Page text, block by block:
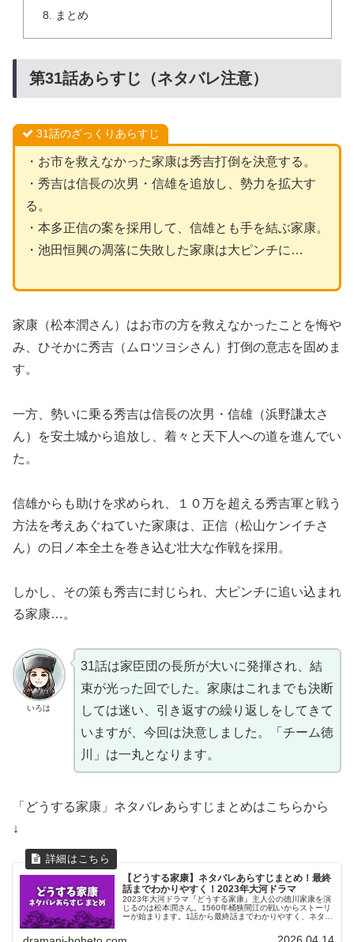
まとめ
第31話あらすじ（ネタバレ注意）
31話のざっくりあらすじ
・お市を救えなかった家康は秀吉打倒を決意する。
・秀吉は信長の次男・信雄を追放し、勢力を拡大す
る。
・本多正信の案を採用して、信雄とも手を結ぶ家康。
・池田恒興の凋落に失敗した家康は大ピンチに…
家康（松本潤さん）はお市の方を救えなかったことを悔や
み、ひそかに秀吉（ムロツヨシさん）打倒の意志を固めま
す。
一方、勢いに乗る秀吉は信長の次男・信雄（浜野謙太さ
ん）を安土城から追放し、着々と天下人への道を進んでい
た。
信雄からも助けを求められ、１０万を超える秀吉軍と戦う
方法を考えあぐねていた家康は、正信（松山ケンイチさ
ん）の日ノ本全土を巻き込む壮大な作戦を採用。
しかし、その策も秀吉に封じられ、大ピンチに追い込まれ
る家康…。
いろは
31話は家臣団の長所が大いに発揮され、結
束が光った回でした。家康はこれまでも決断
しては迷い、引き返すの繰り返しをしてきて
いますが、今回は決意しました。「チーム徳
川」は一丸となります。
「どうする家康」ネタバレあらすじまとめはこちらから
↓
【どうする家康】ネタバレあらすじまとめ！最終
話までわかりやすく！2023年大河ドラマ
2023年大河ドラマ『どうする家康』主人公の徳川家康を演
じるのは松本潤さん。1560年桶狭間江の戦いからストーリ
ーが始まります。1話から最終話までわかりやすく、ネタバ
2026.04.14